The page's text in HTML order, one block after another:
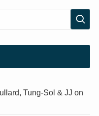
Tung-Sol & JJ on